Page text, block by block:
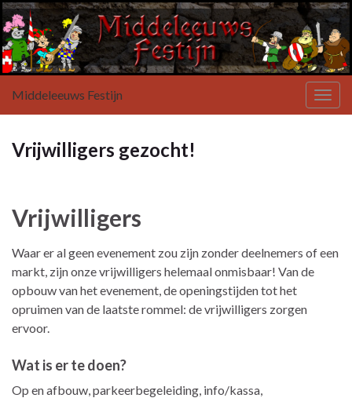
Middeleeuws Festijn
Vrijwilligers gezocht!
Vrijwilligers
Waar er al geen evenement zou zijn zonder deelnemers of een
markt, zijn onze vrijwilligers helemaal onmisbaar! Van de
opbouw van het evenement, de openingstijden tot het
opruimen van de laatste rommel: de vrijwilligers zorgen
ervoor.
Wat is er te doen?
Op en afbouw, parkeerbegeleiding, info/kassa,